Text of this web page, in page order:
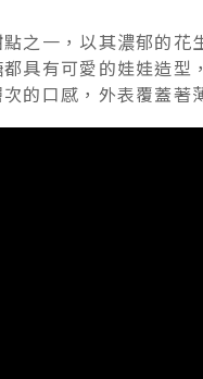
之一，以其濃郁的
具有可愛的娃娃造
的口感，外表覆蓋著